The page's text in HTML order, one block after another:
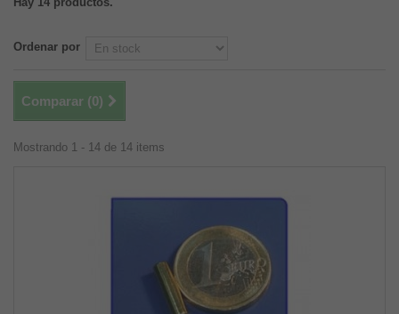
Ordenar por
Comparar (0)
Mostrando 1 - 14 de 14 items